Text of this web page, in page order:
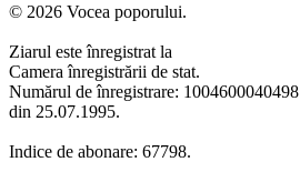
© 2026 Vocea poporului.
Ziarul este înregistrat la
Camera înregistrării de stat.
Numărul de înregistrare: 1004600040498
din 25.07.1995.
Indice de abonare: 67798.